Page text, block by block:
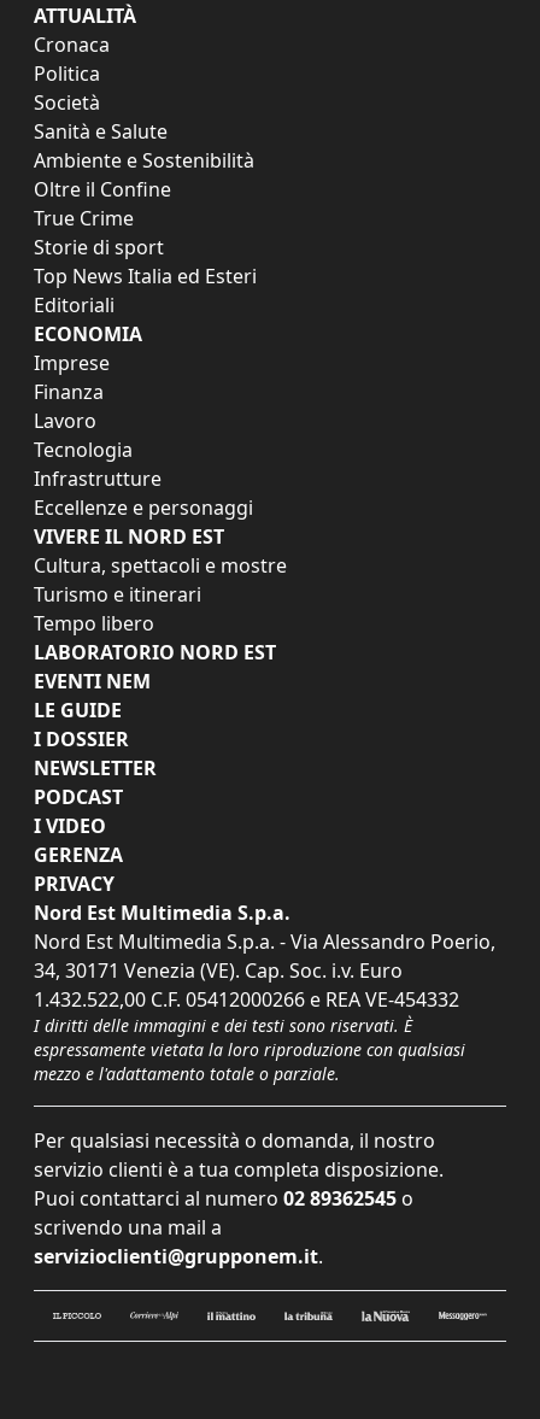
ATTUALITÀ
Cronaca
Politica
Società
Sanità e Salute
Ambiente e Sostenibilità
Oltre il Confine
True Crime
Storie di sport
Top News Italia ed Esteri
Editoriali
ECONOMIA
Imprese
Finanza
Lavoro
Tecnologia
Infrastrutture
Eccellenze e personaggi
VIVERE IL NORD EST
Cultura, spettacoli e mostre
Turismo e itinerari
Tempo libero
LABORATORIO NORD EST
EVENTI NEM
LE GUIDE
I DOSSIER
NEWSLETTER
PODCAST
I VIDEO
GERENZA
PRIVACY
Nord Est Multimedia S.p.a.
Nord Est Multimedia S.p.a. - Via Alessandro Poerio,
34, 30171 Venezia (VE). Cap. Soc. i.v. Euro
1.432.522,00 C.F. 05412000266 e REA VE-454332
I diritti delle immagini e dei testi sono riservati. È
espressamente vietata la loro riproduzione con qualsiasi
mezzo e l'adattamento totale o parziale.
Per qualsiasi necessità o domanda, il nostro
servizio clienti è a tua completa disposizione.
Puoi contattarci al numero 02 89362545 o
scrivendo una mail a
servizioclienti@grupponem.it.